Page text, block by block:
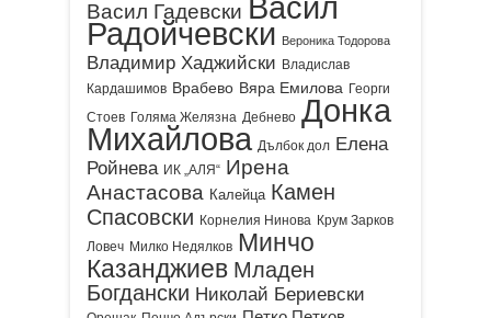
Васил Гадевски
Радойчевски Вероника Тодорова
Владимир Хаджийски Владислав
Кардашимов Врабево Вяра Емилова Георги
Стоев Голяма Желязна Дебнево Донка
Михайлова Дълбок дол Елена
Ройнева ИК „АЛЯ“ Ирена
Анастасова Калейца Камен
Спасовски Корнелия Нинова Крум Зарков
Ловеч Милко Недялков Минчо
Казанджиев Младен
Богдански Николай Бериевски